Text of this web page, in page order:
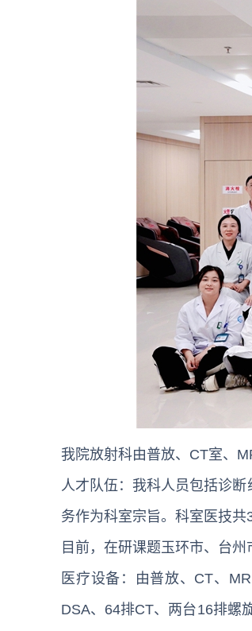
我院放射科由普放、CT室、
人才队伍：我科人员包括诊
务作为科室宗旨。科室医技共
目前，在研课题玉环市、台
医疗设备：由普放、CT、
DSA、64排CT、两台16排螺